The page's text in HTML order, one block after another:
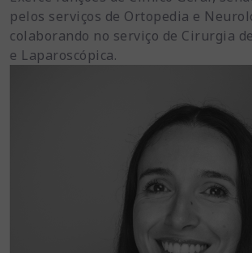
pelos serviços de Ortopedia e
colaborando no serviço de Cirurgia
e Laparoscópica.